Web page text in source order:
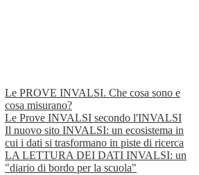
Le PROVE INVALSI. Che cosa sono e
cosa misurano?
Le Prove INVALSI secondo l'INVALSI
Il nuovo sito INVALSI: un ecosistema in
cui i dati si trasformano in piste di ricerca
LA LETTURA DEI DATI INVALSI: un
"diario di bordo per la scuola"